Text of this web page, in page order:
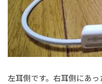
左耳側です。右耳側にあ